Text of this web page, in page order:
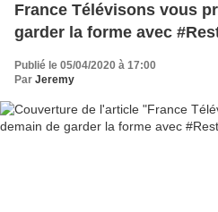
France Télévisons vous
garder la forme avec
Publié le 05/04/2020 à 17:00
Par Jeremy